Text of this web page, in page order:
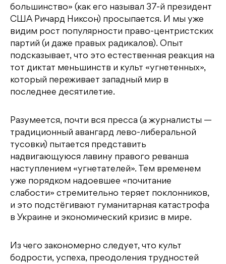
большинство» (как его называл 37-й президент
США Ричард Никсон) просыпается. И мы уже
видим рост популярности право-центристских
партий (и даже правых радикалов). Опыт
подсказывает, что это естественная реакция на
тот диктат меньшинств и культ «угнетенных»,
который переживает западный мир в
последнее десятилетие.
Разумеется, почти вся пресса (а журналисты —
традиционный авангард лево-либеральной
тусовки) пытается представить
надвигающуюся лавину правого реванша
наступлением «угнетателей». Тем временем
уже порядком надоевшее «почитание
слабости» стремительно теряет поклонников,
и это подстёгивают гуманитарная катастрофа
в Украине и экономический кризис в мире.
Из чего закономерно следует, что культ
бодрости, успеха, преодоления трудностей